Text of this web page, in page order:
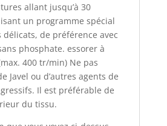
allant jusqu’à 30
un programme spécial
délicats, de préférence avec
phosphate. essorer à
400 tr/min) Ne pas
Javel ou d’autres agents de
Il est préférable de
du tissu.